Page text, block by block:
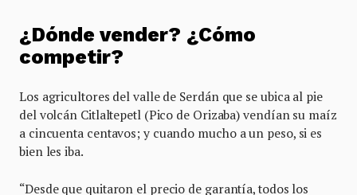
¿Dónde vender? ¿Cómo
competir?
Los agricultores del valle de Serdán que se ubica al pie
del volcán Citlaltepetl (Pico de Orizaba) vendían su maíz
a cincuenta centavos; y cuando mucho a un peso, si es
bien les iba.
“Desde que quitaron el precio de garantía, todos los